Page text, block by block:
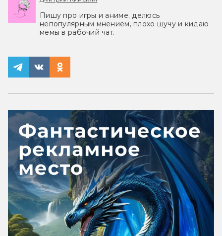
Пишу про игры и аниме, делюсь
непопулярным мнением, плохо шучу и кидаю
мемы в рабочий чат.